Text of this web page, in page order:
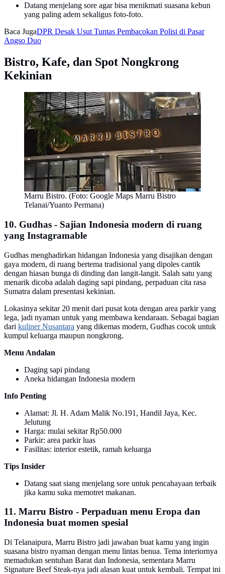
Datang menjelang sore agar bisa menikmati suasana kebun
yang paling adem sekaligus foto-foto.
Baca JugaDPR Desak Usut Tuntas Pembacokan Polisi di Pasar
Angso Duo
Bistro, Kafe, dan Spot Nongkrong
Kekinian
Marru Bistro. (Foto: Google Maps Marru Bistro
Telanai/Yuanto Permana)
10. Gudhas - Sajian Indonesia modern di ruang
yang Instagramable
Gudhas menghadirkan hidangan Indonesia yang disajikan dengan
gaya modern, di ruang bertema tradisional yang dipoles cantik
dengan hiasan bunga di dinding dan langit-langit. Salah satu yang
menarik dicoba adalah daging sapi pindang, perpaduan cita rasa
Sumatra dalam presentasi kekinian.
Lokasinya sekitar 20 menit dari pusat kota dengan area parkir yang
lega, jadi nyaman untuk yang membawa kendaraan. Sebagai bagian
dari kuliner Nusantara yang dikemas modern, Gudhas cocok untuk
kumpul keluarga maupun nongkrong.
Menu Andalan
Daging sapi pindang
Aneka hidangan Indonesia modern
Info Penting
Alamat: Jl. H. Adam Malik No.191, Handil Jaya, Kec.
Jelutung
Harga: mulai sekitar Rp50.000
Parkir: area parkir luas
Fasilitas: interior estetik, ramah keluarga
Tips Insider
Datang saat siang menjelang sore untuk pencahayaan terbaik
jika kamu suka memotret makanan.
11. Marru Bistro - Perpaduan menu Eropa dan
Indonesia buat momen spesial
Di Telanaipura, Marru Bistro jadi jawaban buat kamu yang ingin
suasana bistro nyaman dengan menu lintas benua. Tema interiornya
memadukan sentuhan Barat dan Indonesia, sementara Marru
Signature Beef Steak-nya jadi alasan kuat untuk kembali. Tempat ini